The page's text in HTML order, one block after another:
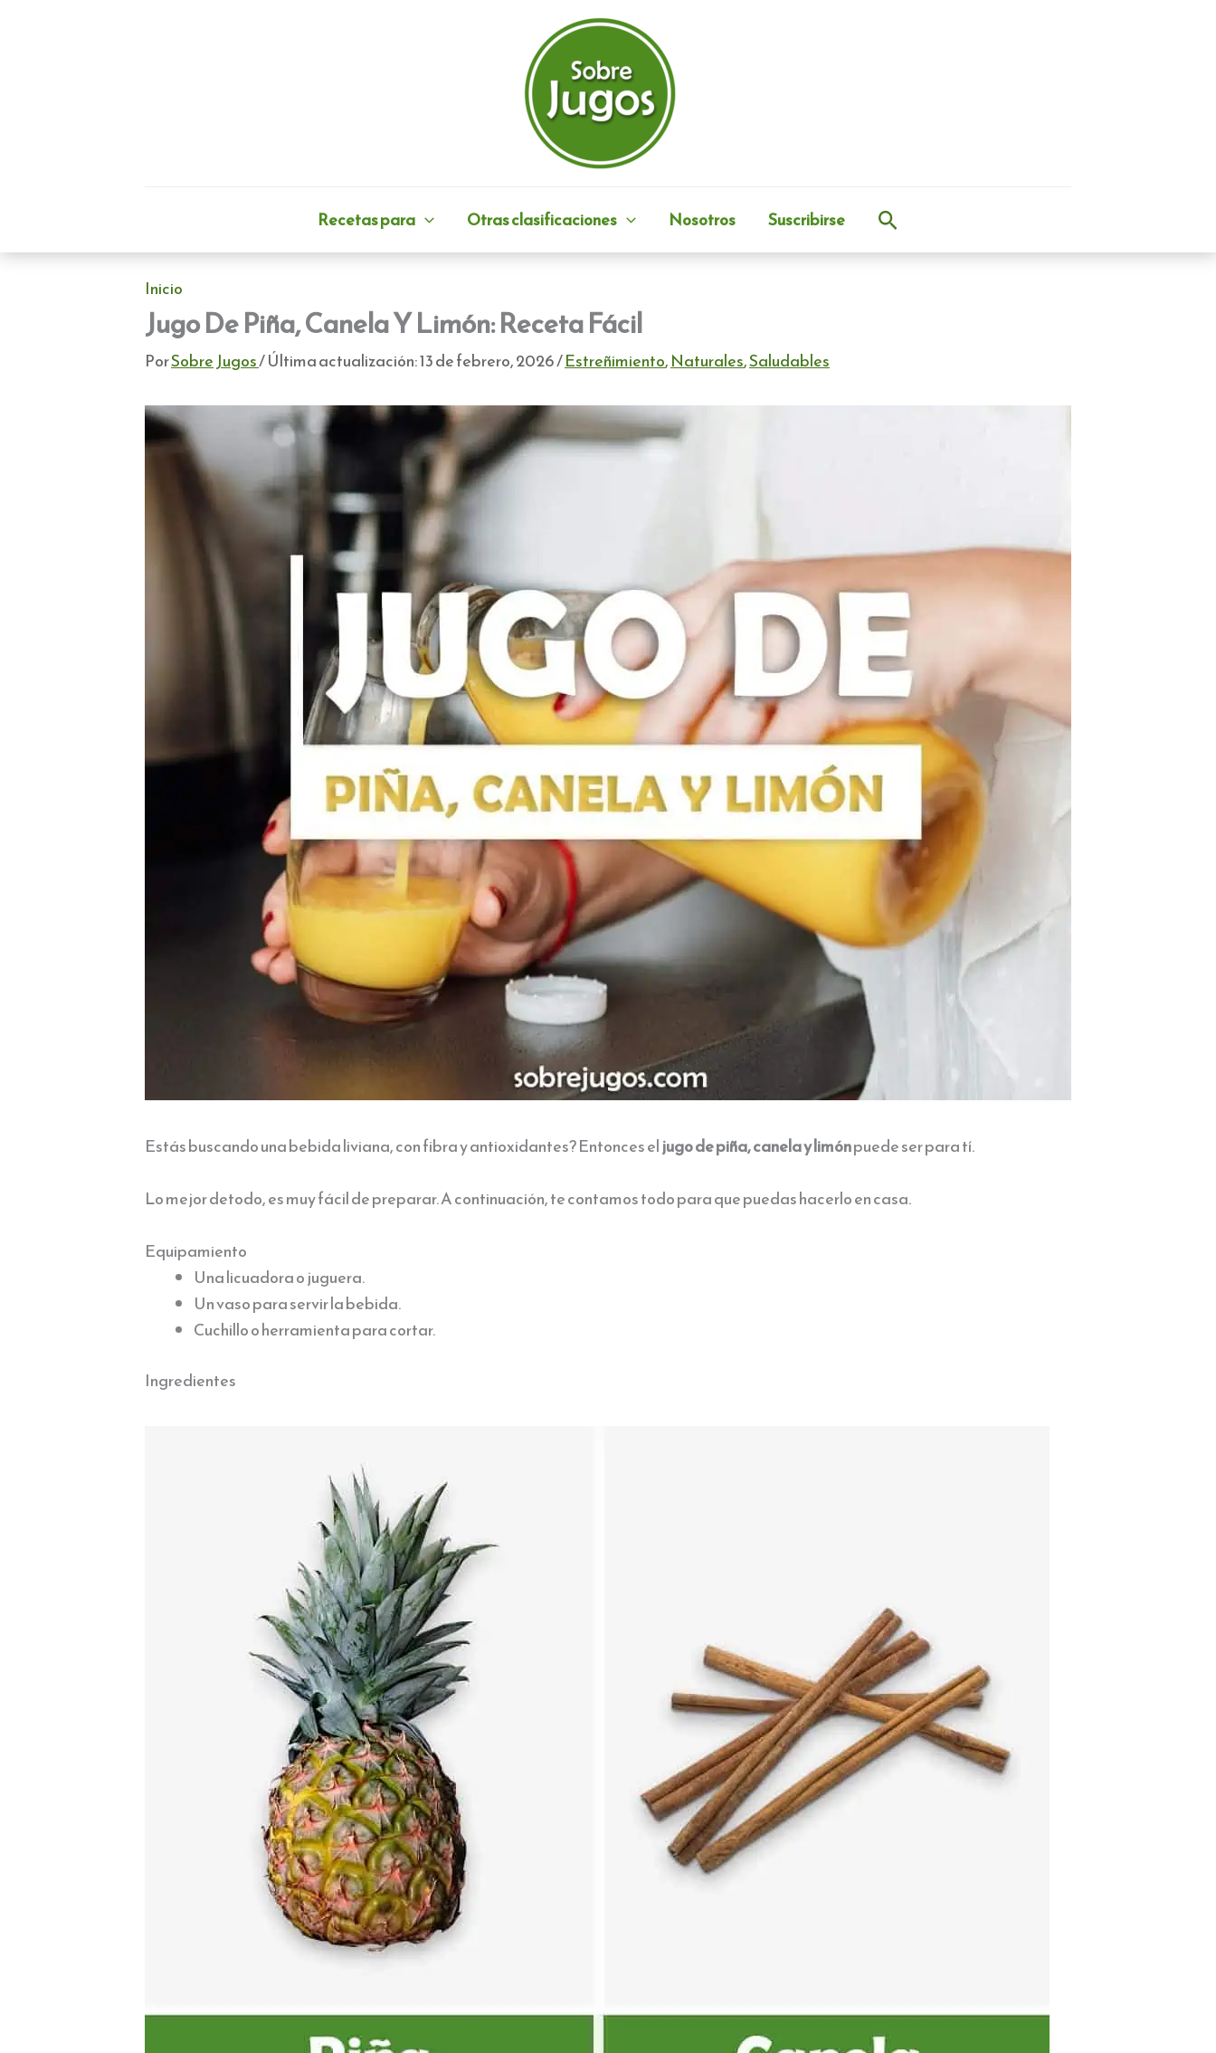
Recetas para Otras clasificaciones Nosotros Suscribirse Buscar
Inicio
Jugo De Piña, Canela Y Limón: Receta Fácil
PorSobre Jugos/ Última actualización:13 de febrero, 2026/Estreñimiento,Naturales,Saludables
Estás buscando una bebida liviana, con fibra y antioxidantes? Entonces eljugo de piña, canela y limónpuede ser para tí.
Lo mejor detodo, es muy fácil de preparar. A continuación, te contamos todo para que puedas hacerlo en casa.
Equipamiento
Una licuadora o juguera.
Un vaso para servir la bebida.
Cuchillo o herramienta para cortar.
Ingredientes